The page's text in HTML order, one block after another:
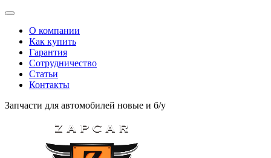
О компании
Как купить
Гарантия
Сотрудничество
Статьи
Контакты
Запчасти для автомобилей новые и б/у